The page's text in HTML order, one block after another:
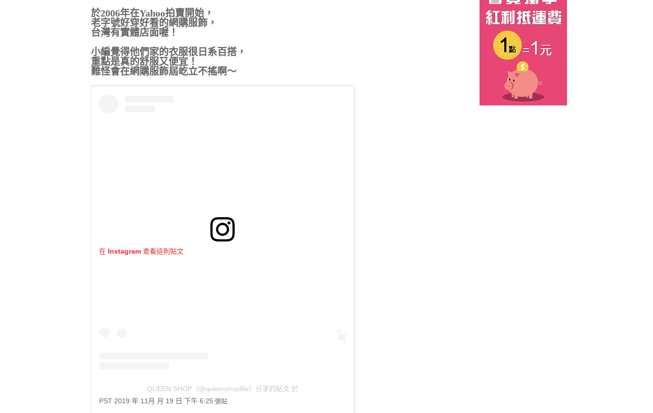
於2006年在Yahoo拍賣開始，
老字號好穿好看的網購服飾，
台灣有實體店面喔！
小編覺得他們家的衣服很日系百搭，
重點是真的舒服又便宜！
難怪會在網購服飾屆屹立不搖啊～
在 Instagram 查看這則貼文
QUEEN SHOP（@queenshoplife）分享的貼文 於
PST 2019 年 11月 月 19 日 下午 6:25 張貼